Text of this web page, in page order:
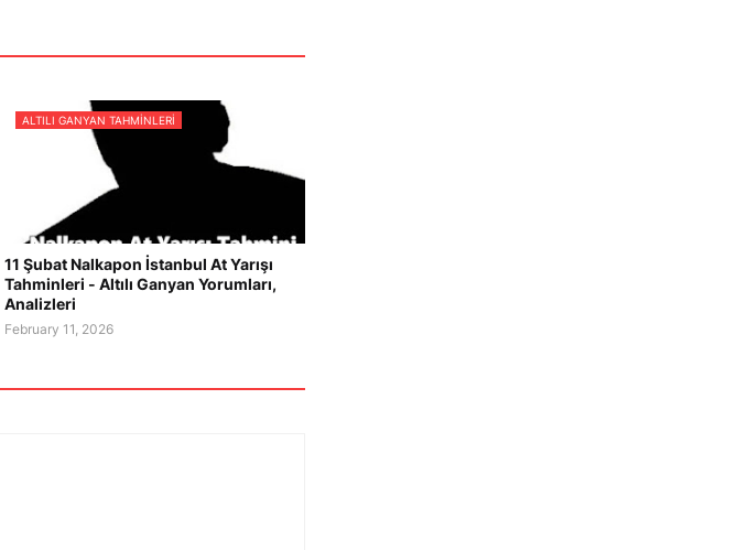
ALTILI GANYAN TAHMINLERI
11 Şubat Nalkapon İstanbul At Yarışı
Tahminleri - Altılı Ganyan Yorumları,
Analizleri
February 11, 2026